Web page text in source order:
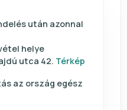
után azonnal
helye
utca 42. Térkép
az ország egész